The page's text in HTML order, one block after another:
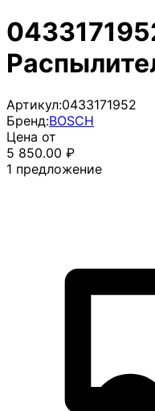
Артикул:0433171952
Бренд:BOSCH
Цена от
5 850.00 ₽
1 предложение